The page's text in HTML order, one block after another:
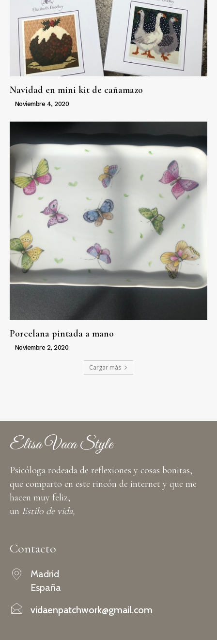
Navidad en mini kit de cañamazo
Noviembre 4, 2020
Porcelana pintada a mano
Noviembre 2, 2020
Cargar más
Elisa Vaca Style
Psicóloga rodeada de reflexiones y cosas bonitas,
que comparto en este rincón de internet y que me
hacen muy feliz,
un Estilo de vida,
Contacto
Madrid
España
vidaenpatchwork@gmail.com